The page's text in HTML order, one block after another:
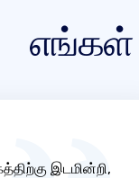
எங்கள்
இடமின்றி,